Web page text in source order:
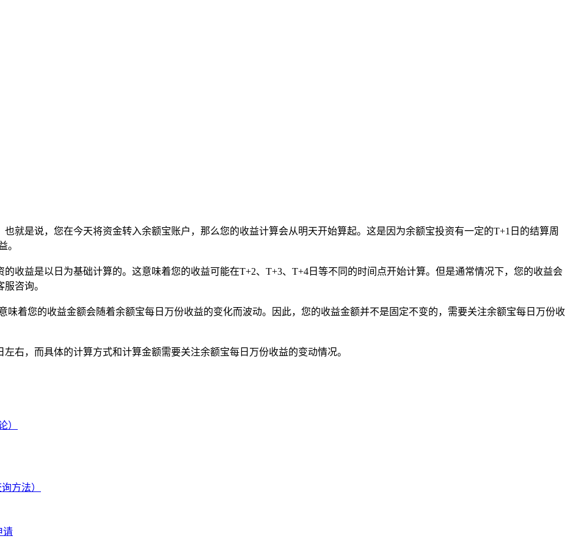
就是说，您在今天将资金转入余额宝账户，那么您的收益计算会从明天开始算起。这是因为余额宝投资有一定的T+1日的结算周
。
收益是以日为基础计算的。这意味着您的收益可能在T+2、T+3、T+4日等不同的时间点开始计算。但是通常情况下，您的收益会
咨询。
味着您的收益金额会随着余额宝每日万份收益的变化而波动。因此，您的收益金额并不是固定不变的，需要关注余额宝每日万份收
右，而具体的计算方式和计算金额需要关注余额宝每日万份收益的变动情况。
）
方法）
请